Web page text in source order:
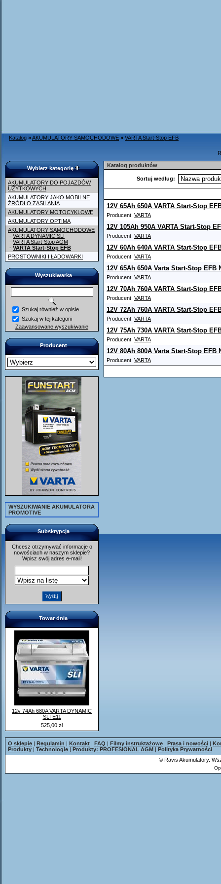
Katalog »AKUMULATORY SAMOCHODOWE » VARTA Start-Stop EFB
Wybierz kategorię
AKUMULATORY DO POJAZDÓW
UŻYTKOWYCH
AKUMULATORY JAKO MOBILNE
ŹRÓDŁO ZASILANIA
AKUMULATORY MOTOCYKLOWE
AKUMULATORY OPTIMA
AKUMULATORY SAMOCHODOWE
- VARTA DYNAMIC SLI
- VARTA Start-Stop AGM
- VARTA Start-Stop EFB
PROSTOWNIKI I ŁADOWARKI
Wyszukiwarka
Szukaj również w opisie
Szukaj w tej kategorii
Zaawansowane wyszukiwanie
Producent
WYSZUKIWANIE AKUMULATORA
PROMOTIVE
Subskrypcja
Chcesz otrzymywać informacje o
nowościach w naszym sklepie?
Wpisz swój adres e-mail!
Towar dnia
12v 74Ah 680A VARTA DYNAMIC
SLI E11
525,00 zł
Katalog produktów
Sortuj według:
12V 65Ah 650A VARTA Start-Stop
Producent: VARTA
12V 105Ah 950A VARTA Start-Stop
Producent: VARTA
12V 60Ah 640A VARTA Start-Stop
Producent: VARTA
12V 65Ah 650A Varta Start-Stop EFB
Producent: VARTA
12V 70Ah 760A VARTA Start-Stop
Producent: VARTA
12V 72Ah 760A VARTA Start-Stop
Producent: VARTA
12V 75Ah 730A VARTA Start-Stop
Producent: VARTA
12V 80Ah 800A Varta Start-Stop EFB
Producent: VARTA
O sklepie | Regulamin | Kontakt | FAQ | Filmy instruktażowe | Prasa i nowości |
Produkty | Technologie | Produkty: PROFESIONAL AGM | Polityka Prywatności
© Ravis Akumulatory.